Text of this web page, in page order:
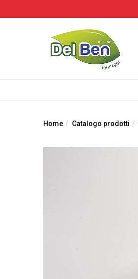
Home Catalogo prodotti